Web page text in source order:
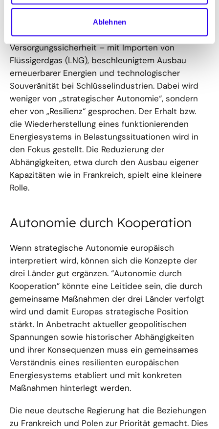
Ablehnen
Deutschlandwiederum könnte als verbindender
Akteur wirken. Die Energiekrise 2022 führte zu
einem Kurswechsel hin zu Diversifizierung und
Versorgungssicherheit – mit Importen von
Flüssigerdgas (LNG), beschleunigtem Ausbau
erneuerbarer Energien und technologischer
Souveränität bei Schlüsselindustrien. Dabei wird
weniger von „strategischer Autonomie“, sondern
eher von „Resilienz“ gesprochen. Der Erhalt bzw.
die Wiederherstellung eines funktionierenden
Energiesystems in Belastungssituationen wird in
den Fokus gestellt. Die Reduzierung der
Abhängigkeiten, etwa durch den Ausbau eigener
Kapazitäten wie in Frankreich, spielt eine kleinere
Rolle.
Autonomie durch Kooperation
Wenn strategische Autonomie europäisch
interpretiert wird, können sich die Konzepte der
drei Länder gut ergänzen. “Autonomie durch
Kooperation” könnte eine Leitidee sein, die durch
gemeinsame Maßnahmen der drei Länder verfolgt
wird und damit Europas strategische Position
stärkt. In Anbetracht aktueller geopolitischen
Spannungen sowie historischer Abhängigkeiten
und ihrer Konsequenzen muss ein gemeinsames
Verständnis eines resilienten europäischen
Energiesystems etabliert und mit konkreten
Maßnahmen hinterlegt werden.
Die neue deutsche Regierung hat die Beziehungen
zu Frankreich und Polen zur Priorität gemacht. Dies